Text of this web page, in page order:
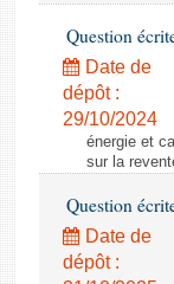
Question
Date de
dépôt :
29/10/2024
énergie et
sur la
Question
Date de
dépôt :